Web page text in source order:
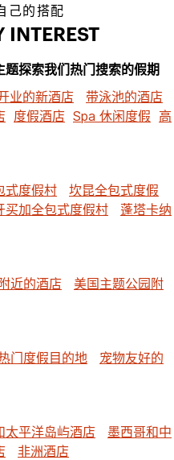
己的搭配
INTEREST
探索我们热门搜索的假期
业的新酒店
带泳池的酒店
度假酒店 Spa 休闲度假 高
式度假村
坎昆全包式度假
买加全包式度假村
蓬塔卡纳
近的酒店
美国主题公园附
门度假目的地
宠物友好的
太平洋岛屿酒店
墨西哥和中
非洲酒店